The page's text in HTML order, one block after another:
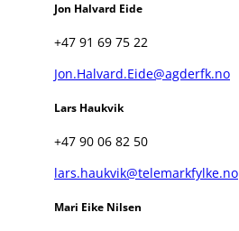
Jon Halvard Eide
+47 91 69 75 22
Jon.Halvard.Eide@agderfk.no
Lars Haukvik
+47 90 06 82 50
lars.haukvik@telemarkfylke.no
Mari Eike Nilsen